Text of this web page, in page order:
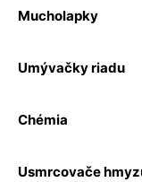
Mucholapky
Umývačky riadu
Chémia
Usmrcovače